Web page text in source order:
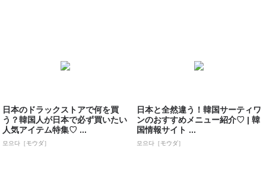
日本のドラックストアで何を買
う？韓国人が日本で必ず買いたい
人気アイテム特集♡ ...
모으다［モウダ］
日本と全然違う！韓国サーティワ
ンのおすすめメニュー紹介♡ | 韓
国情報サイト ...
모으다［モウダ］